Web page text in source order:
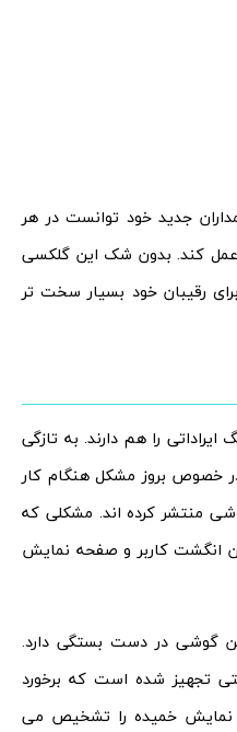
جدید خود توانست در هر
کند. بدون شک این گلکسی
7 اج کار را برای رقیبان خود بسیار سخت تر
را هم دارند. به تازگی
7 اج گزارشی در خصوص بروز مشکل هنگام کار
منتشر کرده اند. مشکلی که
انگشت کاربر و صفحه نمایش
گوشی در دست بستگی دارد.
به قابلیتی تجهیز شده است که برخورد
خمیده را تشخیص می